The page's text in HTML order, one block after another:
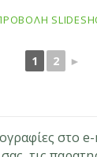
1 2 ►
στο